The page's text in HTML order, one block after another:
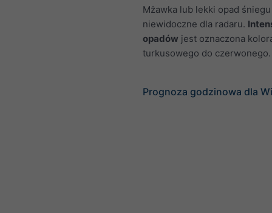
Mżawka lub lekki opad
niewidoczne dla radaru.
opadów jest oznaczona
turkusowego do czerwonego.
Prognoza godzinowa dla